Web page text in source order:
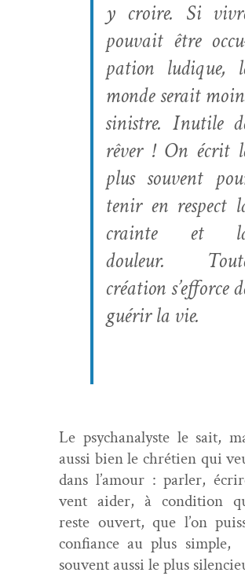
y croire. Si
pou­vait être
pa­tion ludique,
monde serait
sin­istre. Inutile
rêver ! On écrit
plus sou­vent
tenir en respect
crainte et
douleur.
créa­tion s’efforce
guérir la vie.
Le psy­ch­an­a­lyste le sait,
aus­si bien le chré­tien qui
dans l’amour : par­ler,
vent aider, à con­di­tion
reste ouvert, que l’on
con­fi­ance au plus
sou­vent aus­si le plus